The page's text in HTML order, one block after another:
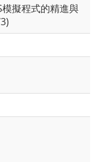
擬程式的精進與